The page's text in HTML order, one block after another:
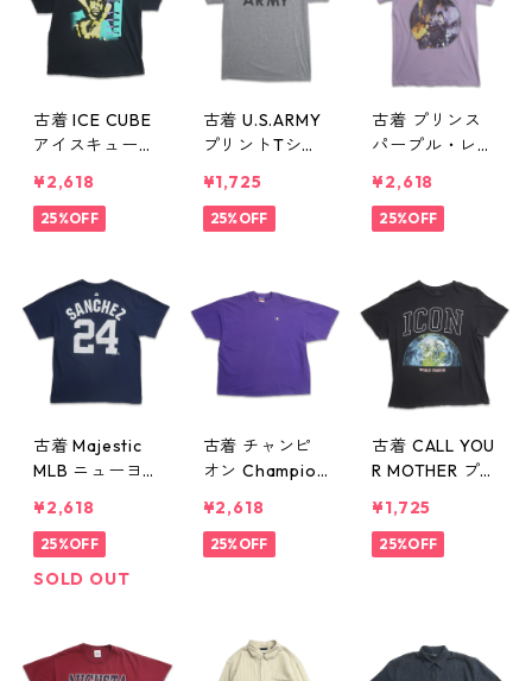
5964n w50521
古着 ICE CUBE
アイスキューブ
ツ ラップTシャ
ツ ラップ ブラ
w50521
¥2,618
25%OFF
古着 U.S.ARMY
プリントTシャ
記：L gd405
960n w50521
¥1,725
25%OFF
古着 プリンス
パープル・レイ
ンドTシャツ プ
リントTシャツ
954n w50520
¥2,618
25%OFF
古着 Majestic
MLB ニューヨ
ス サンチェス 2
4 プリントTシ
ャツ ネイビー
¥2,618
25%OFF
SOLD OUT
古着 チャンピ
オン Champion
ントTシャツ パ
ープル 表記：X
¥2,618
25%OFF
古着 CALL YOU
R MOTHER プリ
ラック 表記：L
gd405948n
¥1,725
25%OFF